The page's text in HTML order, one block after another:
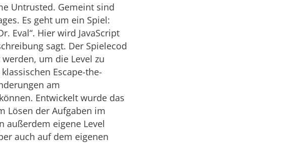
Untrusted. Gemeint sind
Es geht um ein Spiel:
Eval“. Hier wird JavaScript
sagt. Der Spielecod
um die Level zu
Escape-the-
am
Entwickelt wurde das
Lösen der Aufgaben im
außerdem eigene Level
auch auf dem eigenen